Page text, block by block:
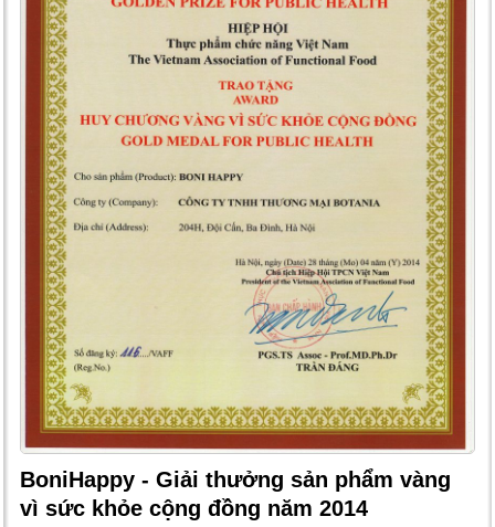
BoniHappy - Giải thưởng sản phẩm vàng
vì sức khỏe cộng đồng năm 2014